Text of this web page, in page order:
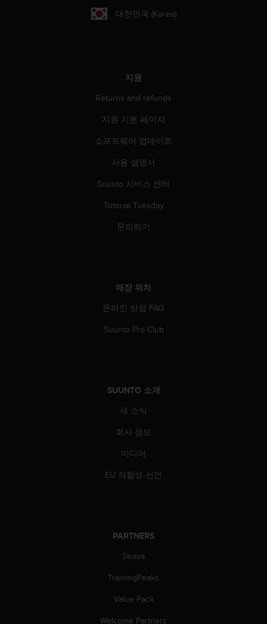
대한민국 (Korea)
지원
Returns and refunds
지원 기본 페이지
소프트웨어 업데이트
사용 설명서
Suunto 서비스 센터
Tutorial Tuesday
문의하기
매장 위치
온라인 상점 FAQ
Suunto Pro Club
SUUNTO 소개
새 소식
회사 정보
미디어
EU 적합성 선언
PARTNERS
Strava
TrainingPeaks
Value Pack
Welcome Partners